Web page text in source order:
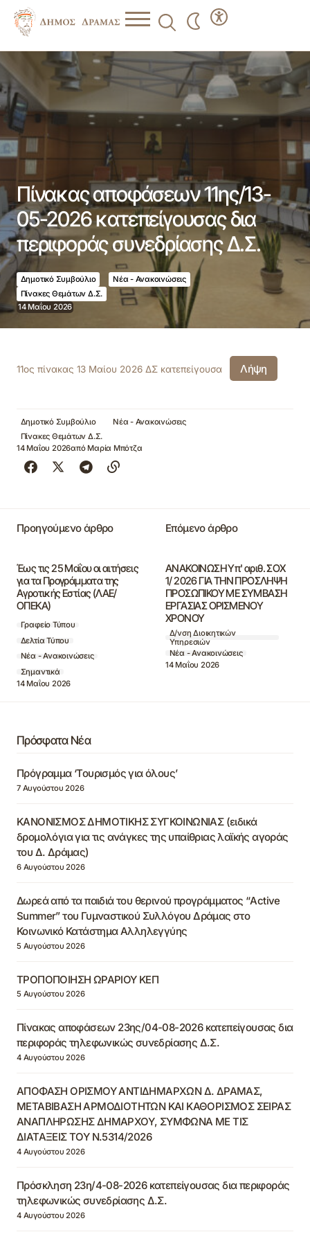
Πίνακας αποφάσεων 11ης/13-05-2026 κατεπείγουσας δια
περιφοράς συνεδρίασης Δ.Σ.
Πίνακας αποφάσεων 11ης/13-
05-2026 κατεπείγουσας δια
περιφοράς συνεδρίασης Δ.Σ.
Δημοτικό Συμβούλιο
Νέα - Ανακοινώσεις
Πίνακες Θεμάτων Δ.Σ.
14 Μαΐου 2026
11ος πίνακας 13 Μαίου 2026 ΔΣ κατεπείγουσα Λήψη
Δημοτικό Συμβούλιο
Νέα - Ανακοινώσεις
Πίνακες Θεμάτων Δ.Σ.
14 Μαΐου 2026από Μαρία Μπότζα
Προηγούμενο άρθρο
Έως τις 25 Μαΐου οι αιτήσεις
για τα Προγράμματα της
Αγροτικής Εστίας (ΛΑΕ/
ΟΠΕΚΑ)
Γραφείο Τύπου
Δελτία Τύπου
Νέα - Ανακοινώσεις
Σημαντικά
14 Μαΐου 2026
Επόμενο άρθρο
ΑΝΑΚΟΙΝΩΣΗ Υπ' αριθ. ΣΟΧ
1/ 2026 ΓΙΑ ΤΗΝ ΠΡΟΣΛΗΨΗ
ΠΡΟΣΩΠΙΚΟΥ ΜΕ ΣΥΜΒΑΣΗ
ΕΡΓΑΣΙΑΣ ΟΡΙΣΜΕΝΟΥ
ΧΡΟΝΟΥ
Δ/νση Διοικητικών
Υπηρεσιών
Νέα - Ανακοινώσεις
14 Μαΐου 2026
Πρόσφατα Νέα
Πρόγραμμα ‘Τουρισμός για όλους’
7 Αυγούστου 2026
ΚΑΝΟΝΙΣΜΟΣ ΔΗΜΟΤΙΚΗΣ ΣΥΓΚΟΙΝΩΝΙΑΣ (ειδικά
δρομολόγια για τις ανάγκες της υπαίθριας λαϊκής αγοράς
του Δ. Δράμας)
6 Αυγούστου 2026
Δωρεά από τα παιδιά του θερινού προγράμματος “Active
Summer” του Γυμναστικού Συλλόγου Δράμας στο
Κοινωνικό Κατάστημα Αλληλεγγύης
5 Αυγούστου 2026
ΤΡΟΠΟΠΟΙΗΣΗ ΩΡΑΡΙΟΥ ΚΕΠ
5 Αυγούστου 2026
Πίνακας αποφάσεων 23ης/04-08-2026 κατεπείγουσας δια
περιφοράς τηλεφωνικώς συνεδρίασης Δ.Σ.
4 Αυγούστου 2026
ΑΠΟΦΑΣΗ ΟΡΙΣΜΟΥ ΑΝΤΙΔΗΜΑΡΧΩΝ Δ. ΔΡΑΜΑΣ,
ΜΕΤΑΒΙΒΑΣΗ ΑΡΜΟΔΙΟΤΗΤΩΝ ΚΑΙ ΚΑΘΟΡΙΣΜΟΣ ΣΕΙΡΑΣ
ΑΝΑΠΛΗΡΩΣΗΣ ΔΗΜΑΡΧΟΥ, ΣΥΜΦΩΝΑ ΜΕ ΤΙΣ
ΔΙΑΤΑΞΕΙΣ ΤΟΥ Ν.5314/2026
4 Αυγούστου 2026
Πρόσκληση 23η/4-08-2026 κατεπείγουσας δια περιφοράς
τηλεφωνικώς συνεδρίασης Δ.Σ.
4 Αυγούστου 2026